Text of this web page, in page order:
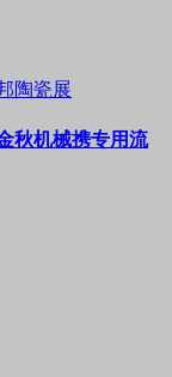
陶瓷展
秋机械携专用流